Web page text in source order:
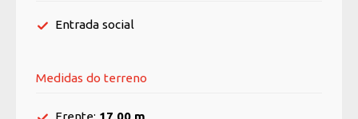
Entrada social
Medidas do terreno